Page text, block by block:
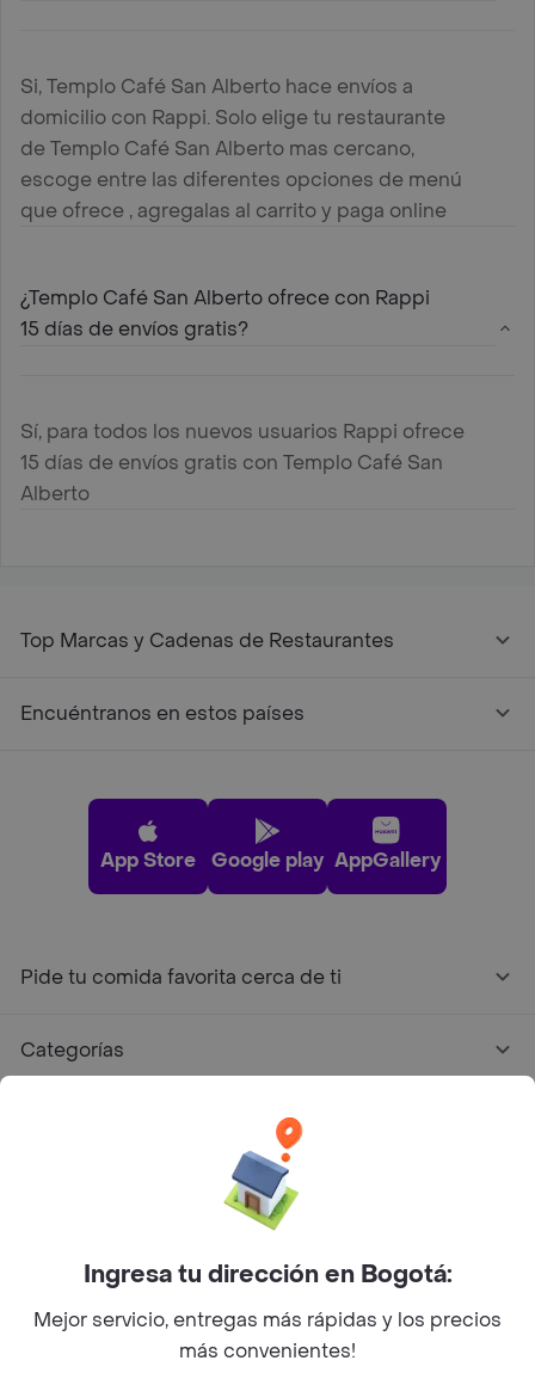
Si, Templo Café San Alberto hace envíos a
domicilio con Rappi. Solo elige tu restaurante
de Templo Café San Alberto mas cercano,
escoge entre las diferentes opciones de menú
que ofrece , agregalas al carrito y paga online
¿Templo Café San Alberto ofrece con Rappi
15 días de envíos gratis?
Sí, para todos los nuevos usuarios Rappi ofrece
15 días de envíos gratis con Templo Café San
Alberto
Top Marcas y Cadenas de Restaurantes
Encuéntranos en estos países
App Store Google play AppGallery
Pide tu comida favorita cerca de ti
Categorías
Facebook
Twitter
Instagram
©2026Rappi Inc. All rights reserved.
Ingresa tu dirección en Bogotá:
Mejor servicio, entregas más rápidas y los precios
más convenientes!